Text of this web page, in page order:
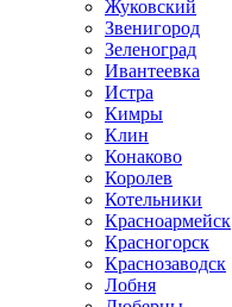
Жуковский
Звенигород
Зеленоград
Ивантеевка
Истра
Кимры
Клин
Конаково
Королев
Котельники
Красноармейск
Красногорск
Краснозаводск
Лобня